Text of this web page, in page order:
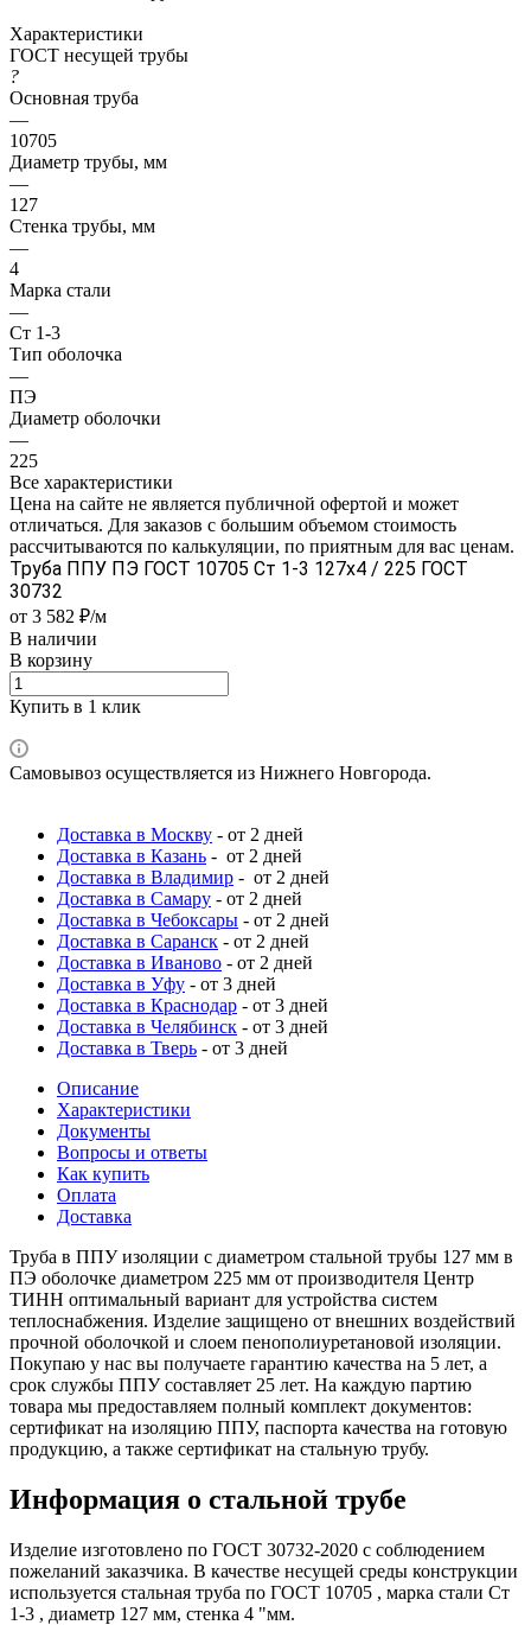
Характеристики
ГОСТ несущей трубы
?
Основная труба
—
10705
Диаметр трубы, мм
—
127
Стенка трубы, мм
—
4
Марка стали
—
Ст 1-3
Тип оболочка
—
ПЭ
Диаметр оболочки
—
225
Все характеристики
Цена на сайте не является публичной офертой и может
отличаться. Для заказов с большим объемом стоимость
рассчитываются по калькуляции, по приятным для вас ценам.
Труба ППУ ПЭ ГОСТ 10705 Ст 1-3 127x4 / 225 ГОСТ
30732
от 3 582 ₽/м
В наличии
В корзину
Купить в 1 клик
Самовывоз осуществляется из Нижнего Новгорода.
Доставка в Москву - от 2 дней
Доставка в Казань - от 2 дней
Доставка в Владимир - от 2 дней
Доставка в Самару - от 2 дней
Доставка в Чебоксары - от 2 дней
Доставка в Саранск - от 2 дней
Доставка в Иваново - от 2 дней
Доставка в Уфу - от 3 дней
Доставка в Краснодар - от 3 дней
Доставка в Челябинск - от 3 дней
Доставка в Тверь - от 3 дней
Описание
Характеристики
Документы
Вопросы и ответы
Как купить
Оплата
Доставка
Труба в ППУ изоляции с диаметром стальной трубы 127 мм в
ПЭ оболочке диаметром 225 мм от производителя Центр
ТИНН оптимальный вариант для устройства систем
теплоснабжения. Изделие защищено от внешних воздействий
прочной оболочкой и слоем пенополиуретановой изоляции.
Покупаю у нас вы получаете гарантию качества на 5 лет, а
срок службы ППУ составляет 25 лет. На каждую партию
товара мы предоставляем полный комплект документов:
сертификат на изоляцию ППУ, паспорта качества на готовую
продукцию, а также сертификат на стальную трубу.
Информация о стальной трубе
Изделие изготовлено по ГОСТ 30732-2020 с соблюдением
пожеланий заказчика. В качестве несущей среды конструкции
используется стальная труба по ГОСТ 10705 , марка стали Ст
1-3 , диаметр 127 мм, стенка 4 "мм.